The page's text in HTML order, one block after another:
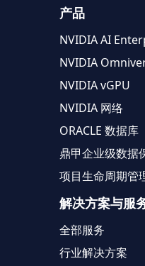
产品
NVIDIA AI
NVIDIA
NVIDIA vGPU
NVIDIA 网络
ORACLE 数据库
鼎甲企业级数据
项目生命周期管
解决方案与服
全部服务
行业解决方案